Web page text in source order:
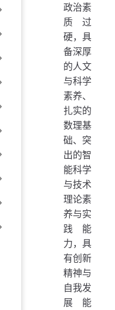
政治素
质过
硬，具
备深厚
的人文
与科学
素养、
扎实的
数理基
础、突
出的智
能科学
与技术
理论素
养与实
践能
力，具
有创新
精神与
自我发
展能